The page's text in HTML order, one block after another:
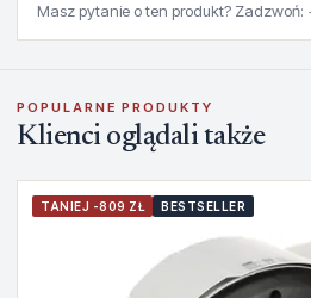
Masz pytanie o ten produkt? Zadzwoń:
POPULARNE PRODUKTY
Klienci oglądali także
TANIEJ -809 ZŁ BESTSELLER